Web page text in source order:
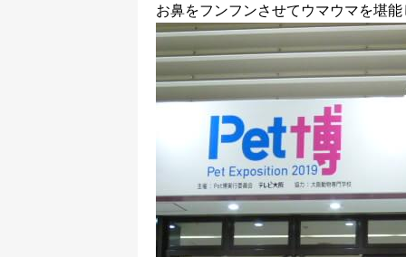
お鼻をフンフンさせてウマウマを堪